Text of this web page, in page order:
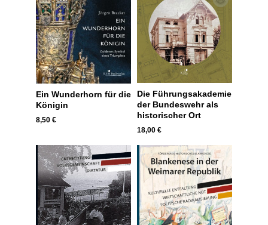
Ein Wunderhorn für die
Königin
8,50 €
Die Führungsakademie
der Bundeswehr als
historischer Ort
18,00 €